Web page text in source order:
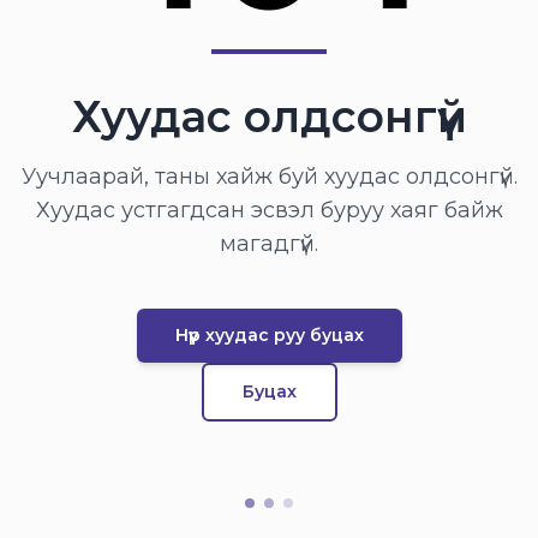
Хуудас олдсонгүй
Уучлаарай, таны хайж буй хуудас олдсонгүй.
Хуудас устгагдсан эсвэл буруу хаяг байж
магадгүй.
Нүүр хуудас руу буцах
Буцах